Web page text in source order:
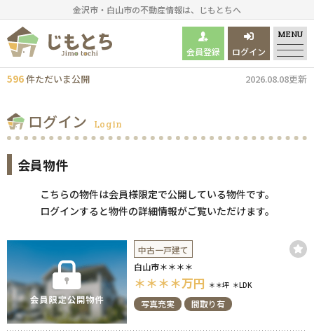
金沢市・白山市の不動産情報は、じもとちへ
596件ただいま公開 2026.08.08更新
会員登録 ログイン
MENU
ログイン Login
会員物件
こちらの物件は会員様限定で公開している物件です。
ログインすると物件の詳細情報がご覧いただけます。
中古一戸建て
白山市＊＊＊＊
＊＊＊＊万円 ＊＊坪 ＊LDK
写真充実 間取り有